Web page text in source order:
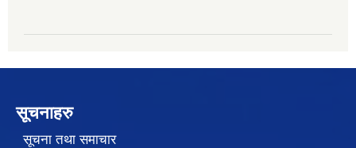
सूचनाहरु
सूचना तथा समाचार